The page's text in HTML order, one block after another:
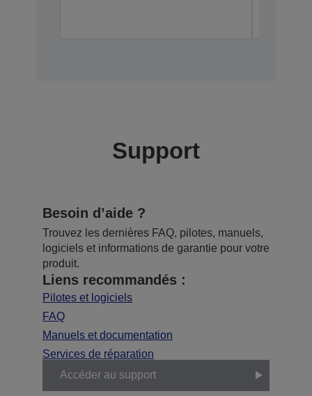
Support
Besoin d’aide ?
Trouvez les dernières FAQ, pilotes, manuels,
logiciels et informations de garantie pour votre
produit.
Liens recommandés :
Pilotes et logiciels
FAQ
Manuels et documentation
Services de réparation
Accéder au support